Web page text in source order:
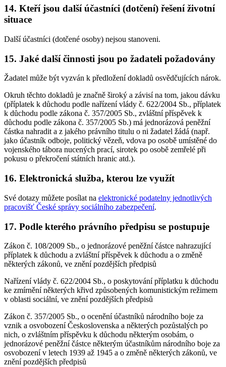
14. Kteří jsou další účastníci (dotčení) řešení životní
situace
Další účastníci (dotčené osoby) nejsou stanoveni.
15. Jaké další činnosti jsou po žadateli požadovány
Žadatel může být vyzván k předložení dokladů osvědčujících nárok.
Okruh těchto dokladů je značně široký a závisí na tom, jakou dávku
(příplatek k důchodu podle nařízení vlády č. 622/2004 Sb., příplatek
k důchodu podle zákona č. 357/2005 Sb., zvláštní příspěvek k
důchodu podle zákona č. 357/2005 Sb.) má jednorázová peněžní
částka nahradit a z jakého právního titulu o ni žadatel žádá (např.
jako účastník odboje, politický vězeň, vdova po osobě umístěné do
vojenského tábora nucených prací, sirotek po osobě zemřelé při
pokusu o překročení státních hranic atd.).
16. Elektronická služba, kterou lze využít
Své dotazy můžete posílat na elektronické podatelny jednotlivých
pracovišť České správy sociálního zabezpečení.
17. Podle kterého právního předpisu se postupuje
Zákon č. 108/2009 Sb., o jednorázové peněžní částce nahrazující
příplatek k důchodu a zvláštní příspěvek k důchodu a o změně
některých zákonů, ve znění pozdějších předpisů
Nařízení vlády č. 622/2004 Sb., o poskytování příplatku k důchodu
ke zmírnění některých křivd způsobených komunistickým režimem
v oblasti sociální, ve znění pozdějších předpisů
Zákon č. 357/2005 Sb., o ocenění účastníků národního boje za
vznik a osvobození Československa a některých pozůstalých po
nich, o zvláštním příspěvku k důchodu některým osobám, o
jednorázové peněžní částce některým účastníkům národního boje za
osvobození v letech 1939 až 1945 a o změně některých zákonů, ve
znění pozdějších předpisů